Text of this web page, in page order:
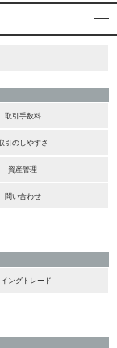
取引手数料
引のしやすさ
資産管理
問い合わせ
ングトレード